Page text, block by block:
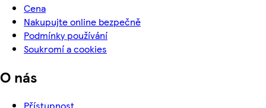
Cena
Nakupujte online bezpečně
Podmínky používání
Soukromí a cookies
O nás